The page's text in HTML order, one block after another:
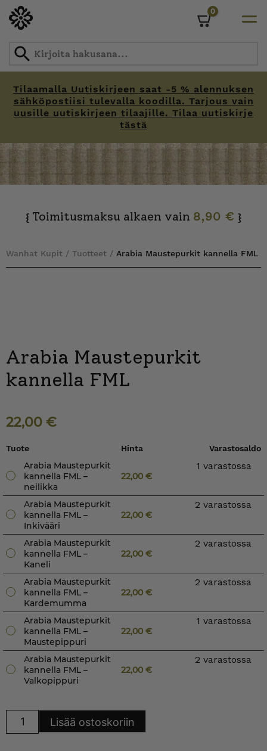
Tilaamalla Uutiskirjeen saat -5 % alennuksen
sähköpostiisi tulevalla koodilla. Tarjous vain
uusille uutiskirjeen tilaajille. Tilaa uutiskirje
tästä
0
{ Toimitusmaksu alkaen vain 8,90 € }
Wanhat Kupit / Tuotteet / Arabia Maustepurkit kannella FML
Arabia Maustepurkit
kannella FML
22,00 €
Tuote Hinta Varastosaldo
Arabia Maustepurkit
kannella FML –
neilikka
22,00€
1 varastossa
Arabia Maustepurkit
kannella FML –
Inkivääri
22,00€
2 varastossa
Arabia Maustepurkit
kannella FML –
Kaneli
22,00€
2 varastossa
Arabia Maustepurkit
kannella FML –
Kardemumma
22,00€
2 varastossa
Arabia Maustepurkit
kannella FML –
Maustepippuri
22,00€
1 varastossa
Arabia Maustepurkit
kannella FML –
Valkopippuri
22,00€
2 varastossa
Maustepurkit
Lisää ostoskoriin